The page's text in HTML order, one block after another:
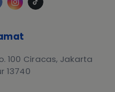
100 Ciracas, Jakarta
13740